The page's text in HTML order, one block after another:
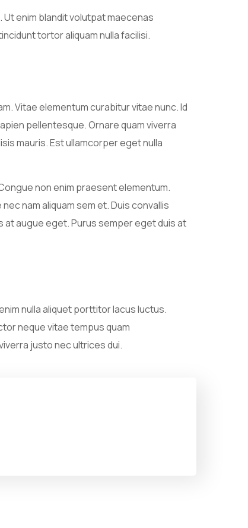
enim blandit volutpat maecenas
tortor aliquam nulla facilisi.
Vitae elementum curabitur vitae nunc. Id
pellentesque. Ornare quam viverra
mauris. Est ullamcorper eget nulla
non enim praesent elementum.
nam aliquam sem et. Duis convallis
at augue eget. Purus semper eget duis at
nulla aliquet porttitor lacus luctus.
neque vitae tempus quam
justo nec ultrices dui.